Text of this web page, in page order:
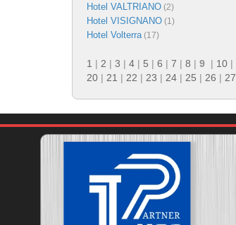
Hotel VALTRIANO (2)
Hotel VISIGNANO (1)
Hotel Volterra(17)
1 | 2 | 3 | 4 | 5 | 6 | 7 | 8 | 9 | 10 |
20 | 21 | 22 | 23 | 24 | 25 | 26 | 27